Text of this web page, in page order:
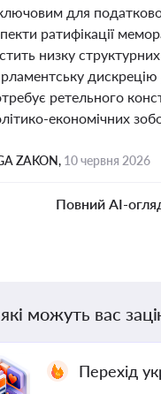
для
ратифікації
низку
дискрецію
ретельного
економічних
ZAKON, 10 червня 2026
Повний AI-
можуть вас
Перехід